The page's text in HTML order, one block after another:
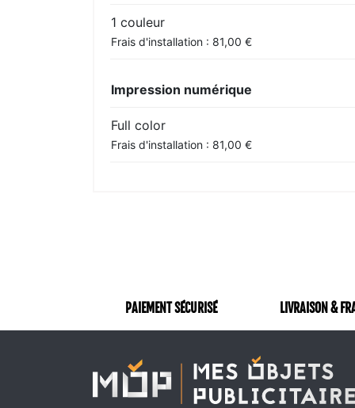
1 couleur
Frais d'installation : 81,00 €
Impression numérique
Full color
Frais d'installation : 81,00 €
PAIEMENT SÉCURISÉ LIVRAISON &